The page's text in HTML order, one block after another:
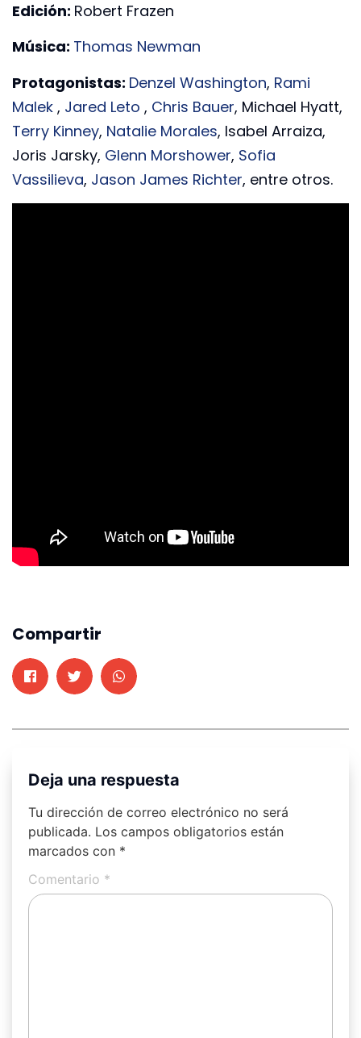
Edición: Robert Frazen
Música: Thomas Newman
Protagonistas: Denzel Washington, Rami
Malek , Jared Leto , Chris Bauer, Michael Hyatt,
Terry Kinney, Natalie Morales, Isabel Arraiza,
Joris Jarsky, Glenn Morshower, Sofia
Vassilieva, Jason James Richter, entre otros.
Compartir
Deja una respuesta
Tu dirección de correo electrónico no será
publicada. Los campos obligatorios están
marcados con *
Comentario *